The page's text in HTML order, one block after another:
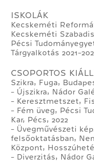
ISKOLÁK
Kecskeméti
Kecskeméti
Pécsi
Tárgyalkotás 2021-
CSOPORTOS
Szikra, Fuga,
- Újszikra, Nádor
- Keresztmetszet,
- Fém üveg, Pécsi
Kar, Pécs, 2022
- Üvegművészeti
felsőoktatásban,
Központ,
- Diverzitás, Nádor